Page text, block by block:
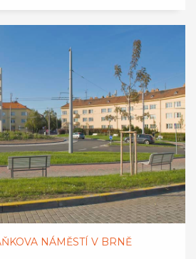
NÁMĚSTÍ V BRNĚ